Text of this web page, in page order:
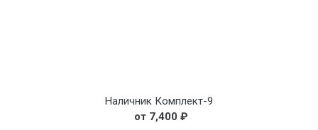
Наличник Комплект-9
7,400 ₽